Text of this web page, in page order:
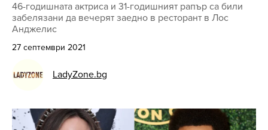
46-годишната актриса и 31-годишният рапър са били
забелязани да вечерят заедно в ресторант в Лос
Анджелис
27 септември 2021
LadyZone.bg